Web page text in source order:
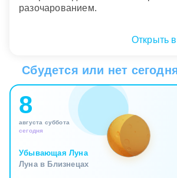
разочарованием.
Открыть
дикий лес или сад?
Место, где разворачивается
указывает на источник вашего
ресурса. Блуждать по
наткнуться на щедрую поляну –
неожиданной удачи. Сон
приготовила вам приятный
меньше всего ожидали его найти.
смелость и готовность
Сбудется или нет
8
августа суббота
сегодня
Убывающая Луна
Луна в Близнецах